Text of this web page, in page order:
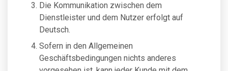
Die Kommunikation zwischen dem
Dienstleister und dem Nutzer erfolgt auf
Deutsch.
Sofern in den Allgemeinen
Geschäftsbedingungen nichts anderes